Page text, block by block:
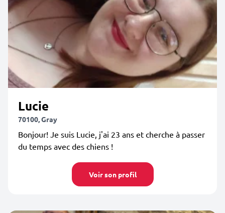
Lucie
70100, Gray
Bonjour! Je suis Lucie, j'ai 23 ans et cherche à passer
du temps avec des chiens !
Voir son profil